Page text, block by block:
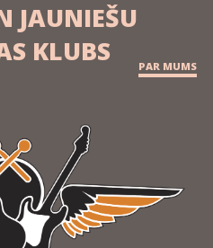
JAUNIEŠU
KLUBS
PAR MUMS